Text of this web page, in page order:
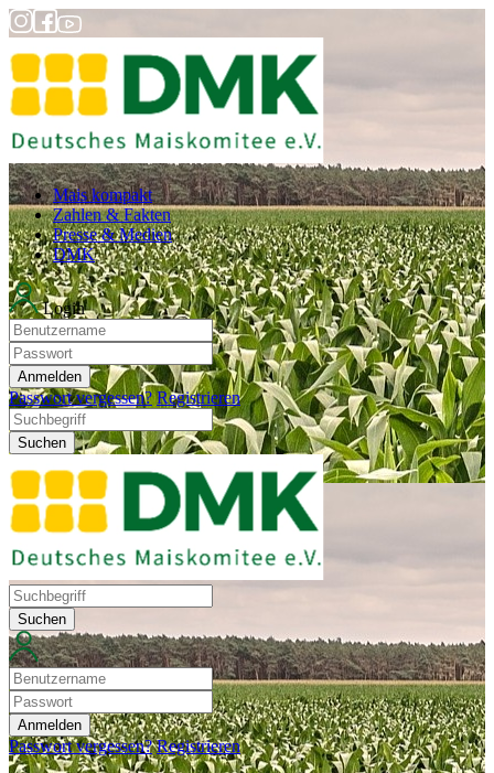
Mais kompakt
Zahlen & Fakten
Presse & Medien
DMK
Login
Anmelden
Passwort vergessen? Registrieren
Suchen
Suchen
Anmelden
Passwort vergessen? Registrieren